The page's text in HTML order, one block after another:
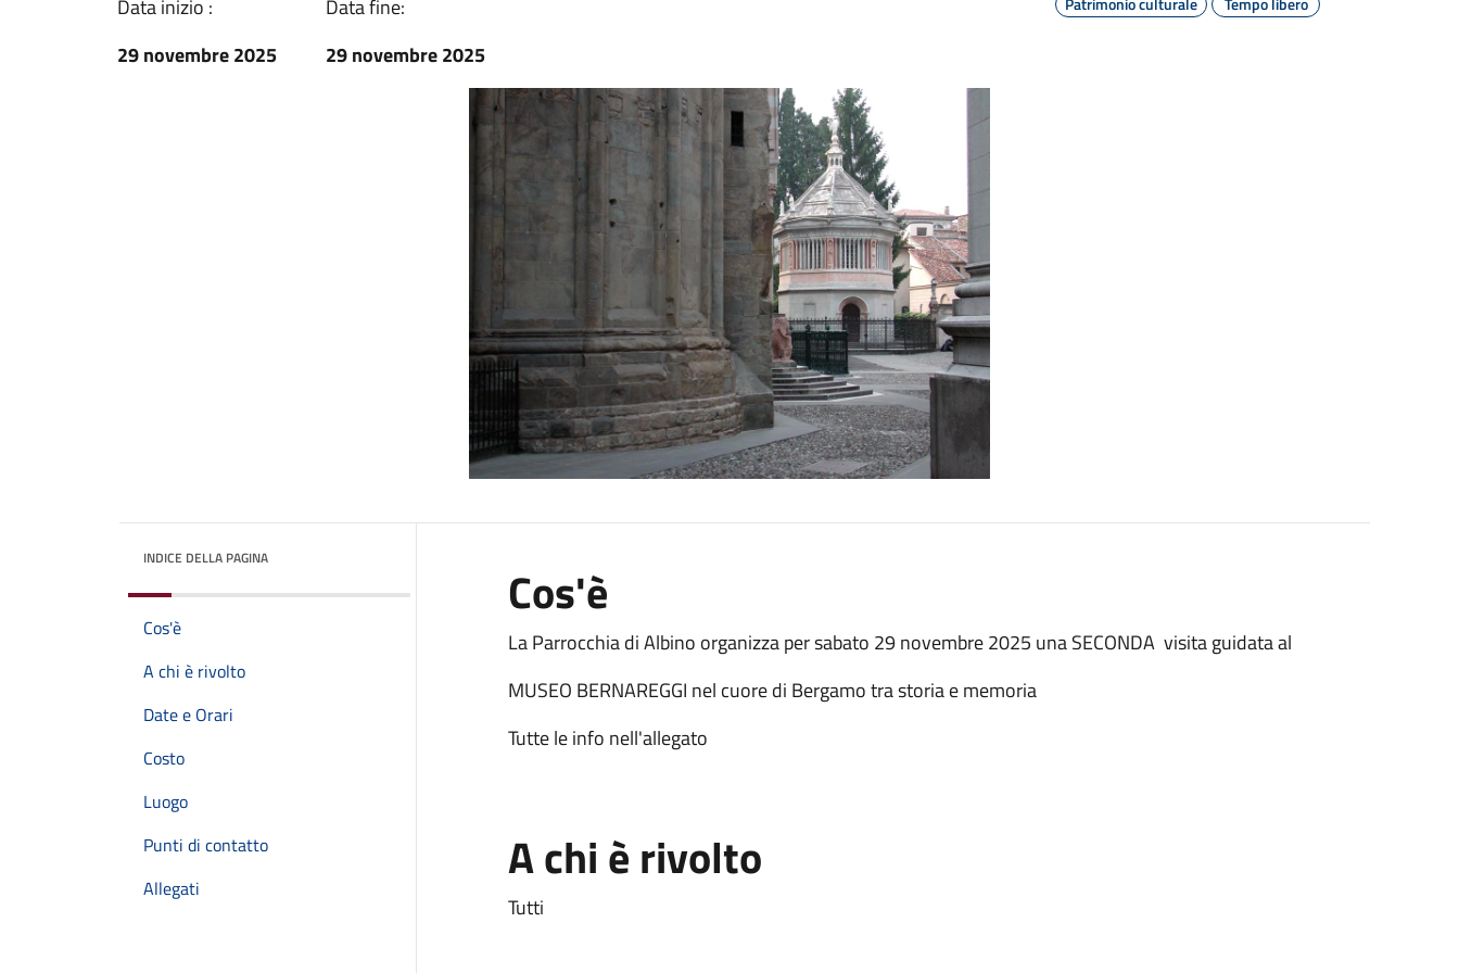
Data inizio :
29 novembre 2025
Data fine:
29 novembre 2025
INDICE DELLA PAGINA
Cos'è
A chi è rivolto
Date e Orari
Costo
Luogo
Punti di contatto
Allegati
Cos'è
La Parrocchia di Albino organizza per sabato 29 novembre 2025 una SECONDA visita guidata al
MUSEO BERNAREGGI nel cuore di Bergamo tra storia e memoria
Tutte le info nell'allegato
A chi è rivolto
Tutti